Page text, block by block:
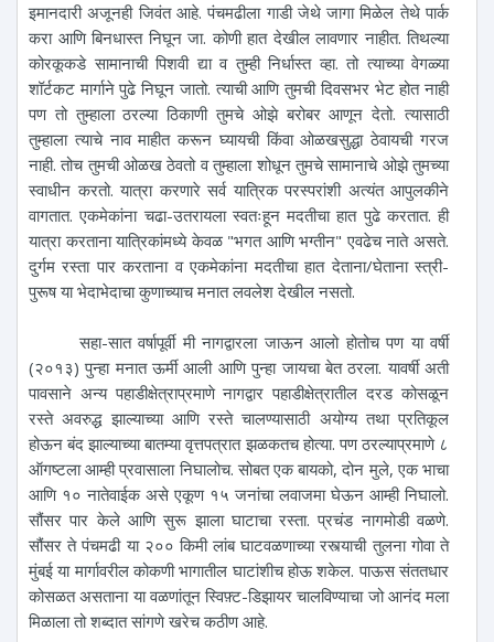
इमानदारी अजूनही जिवंत आहे. पंचमढीला गाडी जेथे जागा मिळेल तेथे पार्क
करा आणि बिनधास्त निघून जा. कोणी हात देखील लावणार नाहीत. तिथल्या
कोरकूकडे सामानाची पिशवी द्या व तुम्ही निर्धास्त व्हा. तो त्याच्या वेगळ्या
शॉर्टकट मार्गाने पुढे निघून जातो. त्याची आणि तुमची दिवसभर भेट होत नाही
पण तो तुम्हाला ठरल्या ठिकाणी तुमचे ओझे बरोबर आणून देतो. त्यासाठी
तुम्हाला त्याचे नाव माहीत करून घ्यायची किंवा ओळखसुद्धा ठेवायची गरज
नाही. तोच तुमची ओळख ठेवतो व तुम्हाला शोधून तुमचे सामानाचे ओझे तुमच्या
स्वाधीन करतो. यात्रा करणारे सर्व यात्रिक परस्परांशी अत्यंत आपुलकीने
वागतात. एकमेकांना चढा-उतरायला स्वतःहून मदतीचा हात पुढे करतात. ही
यात्रा करताना यात्रिकांमध्ये केवळ "भगत आणि भग्तीन" एवढेच नाते असते.
दुर्गम रस्ता पार करताना व एकमेकांना मदतीचा हात देताना/घेताना स्त्री-
पुरूष या भेदाभेदाचा कुणाच्याच मनात लवलेश देखील नसतो.
सहा-सात वर्षापूर्वी मी नागद्वारला जाऊन आलो होतोच पण या वर्षी
(२०१३) पुन्हा मनात ऊर्मी आली आणि पुन्हा जायचा बेत ठरला. यावर्षी अती
पावसाने अन्य पहाडीक्षेत्राप्रमाणे नागद्वार पहाडीक्षेत्रातील दरड कोसळून
रस्ते अवरुद्ध झाल्याच्या आणि रस्ते चालण्यासाठी अयोग्य तथा प्रतिकूल
होऊन बंद झाल्याच्या बातम्या वृत्तपत्रात झळकतच होत्या. पण ठरल्याप्रमाणे ८
ऑगष्टला आम्ही प्रवासाला निघालोच. सोबत एक बायको, दोन मुले, एक भाचा
आणि १० नातेवाईक असे एकूण १५ जनांचा लवाजमा घेऊन आम्ही निघालो.
सौंसर पार केले आणि सुरू झाला घाटाचा रस्ता. प्रचंड नागमोडी वळणे.
सौंसर ते पंचमढी या २०० किमी लांब घाटवळणाच्या रस्त्याची तुलना गोवा ते
मुंबई या मार्गावरील कोकणी भागातील घाटांशीच होऊ शकेल. पाऊस संततधार
कोसळत असताना या वळणांतून स्विफ़्ट-डिझायर चालविण्याचा जो आनंद मला
मिळाला तो शब्दात सांगणे खरेच कठीण आहे.